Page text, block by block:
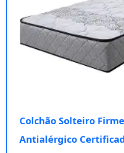
Colchão Solteiro
Antialérgico